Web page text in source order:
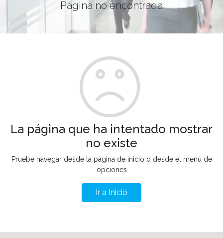
Página no encontrada
La página que ha intentado mostrar
no existe
Pruebe navegar desde la página de inicio o desde el menú de
opciones
Ir a Inicio